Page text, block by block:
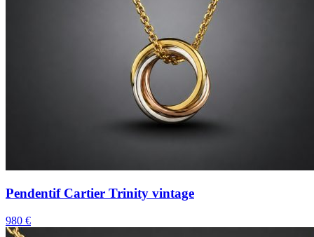
Pendentif Cartier Trinity vintage
980 €